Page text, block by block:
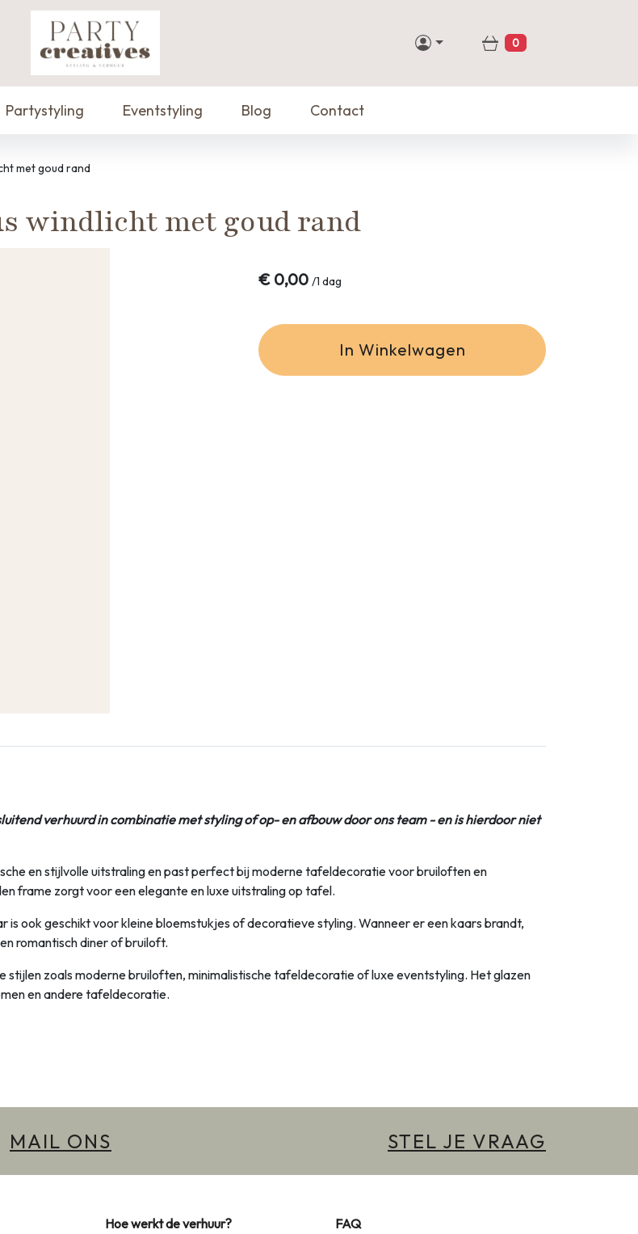
Winkelwagen
0
Partystyling Eventstyling Blog Contact
met goud rand
windlicht met goud rand
€ 0,00 /1 dag
In Winkelwagen
verhuurd in combinatie met styling of op- en afbouw door ons team - en is hierdoor niet
en stijlvolle uitstraling en past perfect bij moderne tafeldecoratie voor bruiloften en
frame zorgt voor een elegante en luxe uitstraling op tafel.
is ook geschikt voor kleine bloemstukjes of decoratieve styling. Wanneer er een kaars brandt,
romantisch diner of bruiloft.
zoals moderne bruiloften, minimalistische tafeldecoratie of luxe eventstyling. Het glazen
en andere tafeldecoratie.
MAIL ONS STEL JE VRAAG
Hoe werkt de verhuur?
FAQ